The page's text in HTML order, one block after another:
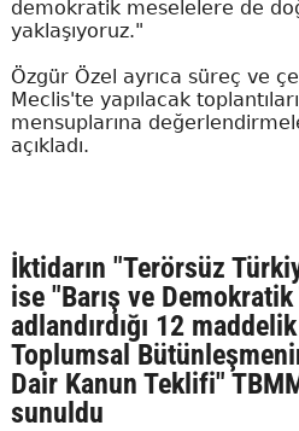
demokratik meselelere de
yaklaşıyoruz."
Özgür Özel ayrıca süreç ve
Meclis'te yapılacak
mensuplarına
açıkladı.
İktidarın "Terörsüz
ise "Barış ve
adlandırdığı 12
Toplumsal
Dair Kanun Teklifi"
sunuldu